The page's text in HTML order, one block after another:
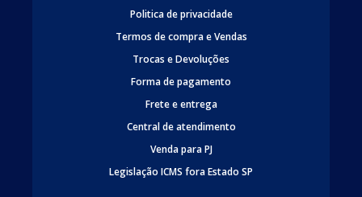
Politica de privacidade
Termos de compra e Vendas
Trocas e Devoluções
Forma de pagamento
Frete e entrega
Central de atendimento
Venda para PJ
Legislação ICMS fora Estado SP